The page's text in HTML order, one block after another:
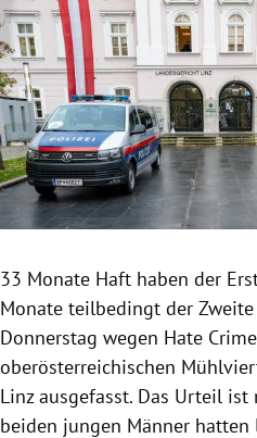
Untermenü
Untermenü
Untermenü
Untermenü
Untermenü
Untermenü
33 Monate Haft haben der
Monate teilbedingt der Zweite
Donnerstag wegen Hate
oberösterreichischen
Linz ausgefasst. Das Urteil
beiden jungen Männer